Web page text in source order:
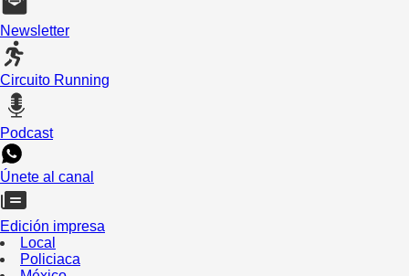
Newsletter
Circuito Running
Podcast
Únete al canal
Edición impresa
Local
Policiaca